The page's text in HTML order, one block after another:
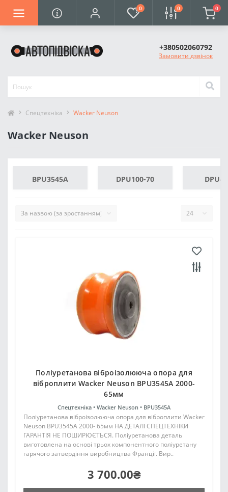
0 0 0
+380502060792
Замовити дзвінок
Спецтехніка Wacker Neuson
Wacker Neuson
BPU3545A DPU100-70
Поліуретанова віброізолююча опора для
віброплити Wacker Neuson BPU3545A 2000-
65мм
Спецтехніка • Wacker Neuson • BPU3545A
Поліуретанова віброізолююча опора для віброплити Wacker
Neuson BPU3545A 2000- 65мм НА ДЕТАЛІ СПЕЦТЕХНІКИ
ГАРАНТІЯ НЕ ПОШИРЮЄТЬСЯ. Поліуретанова деталь
виготовлена на основі трьох компонентного поліуретану
гарячого затвердіння виробництва Франції. Вир..
3 700.00₴